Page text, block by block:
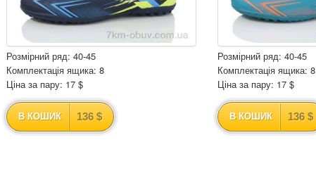
Розмірний ряд: 40-45
Комплектація ящика: 8
Ціна за пару: 17 $
В КОШИК 136 $
Розмірний ряд: 40-45
Комплектація ящика: 8
Ціна за пару: 17 $
В КОШИК 136 $